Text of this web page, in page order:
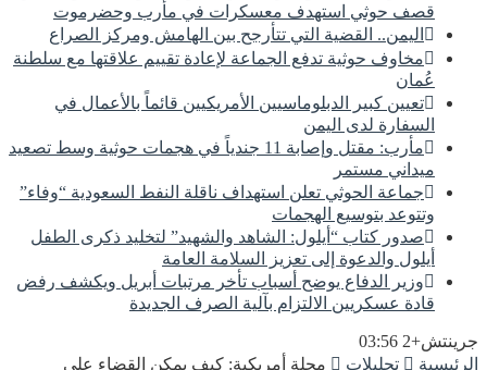
قصف حوثي استهدف معسكرات في مأرب وحضرموت
اليمن.. القضية التي تتأرجح بين الهامش ومركز الصراع
مخاوف حوثية تدفع الجماعة لإعادة تقييم علاقتها مع سلطنة
عُمان
تعيين كبير الدبلوماسيين الأمريكيين قائماً بالأعمال في
السفارة لدى اليمن
مأرب: مقتل وإصابة 11 جندياً في هجمات حوثية وسط تصعيد
ميداني مستمر
جماعة الحوثي تعلن استهداف ناقلة النفط السعودية “وفاء”
وتتوعد بتوسيع الهجمات
صدور كتاب “أيلول: الشاهد والشهيد” لتخليد ذكرى الطفل
أيلول والدعوة إلى تعزيز السلامة العامة
وزير الدفاع يوضح أسباب تأخر مرتبات أبريل ويكشف رفض
قادة عسكريين الالتزام بآلية الصرف الجديدة
جرينتش+2 03:56
الرئيسية
تحليلات
مجلة أمريكية: كيف يمكن القضاء على